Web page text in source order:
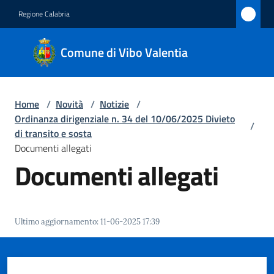
Regione Calabria
Comune di Vibo Valentia
Comune
di Vibo
Valentia
Amministrazione
Novità
Menu selezionato
Valentia
Home / Novità / Notizie /
Ordinanza dirigenziale n. 34 del 10/06/2025 Divieto
di transito e sosta
/
Documenti allegati
Documenti allegati
Ultimo aggiornamento:11-06-2025 17:39